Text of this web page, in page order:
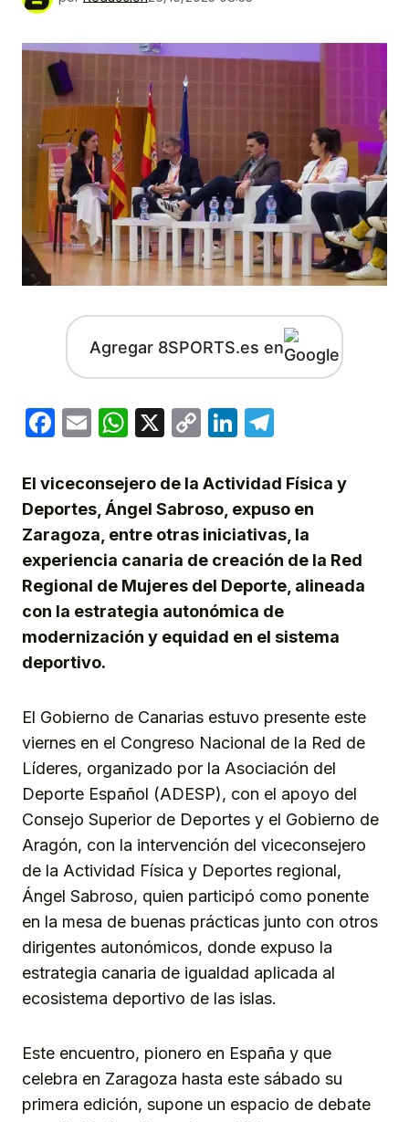
Agregar 8SPORTS.es en
Facebook
EmailWhatsApp
X
CopyLinkedIn
El viceconsejero de la Actividad Física y
Deportes, Ángel Sabroso, expuso en
Zaragoza, entre otras iniciativas, la
experiencia canaria de creación de la Red
Regional de Mujeres del Deporte, alineada
con la estrategia autonómica de
modernización y equidad en el sistema
deportivo.
El Gobierno de Canarias estuvo presente este
viernes en el Congreso Nacional de la Red de
Líderes, organizado por la Asociación del
Deporte Español (ADESP), con el apoyo del
Consejo Superior de Deportes y el Gobierno de
Aragón, con la intervención del viceconsejero
de la Actividad Física y Deportes regional,
Ángel Sabroso, quien participó como ponente
en la mesa de buenas prácticas junto con otros
dirigentes autonómicos, donde expuso la
estrategia canaria de igualdad aplicada al
ecosistema deportivo de las islas.
Este encuentro, pionero en España y que
celebra en Zaragoza hasta este sábado su
primera edición, supone un espacio de debate